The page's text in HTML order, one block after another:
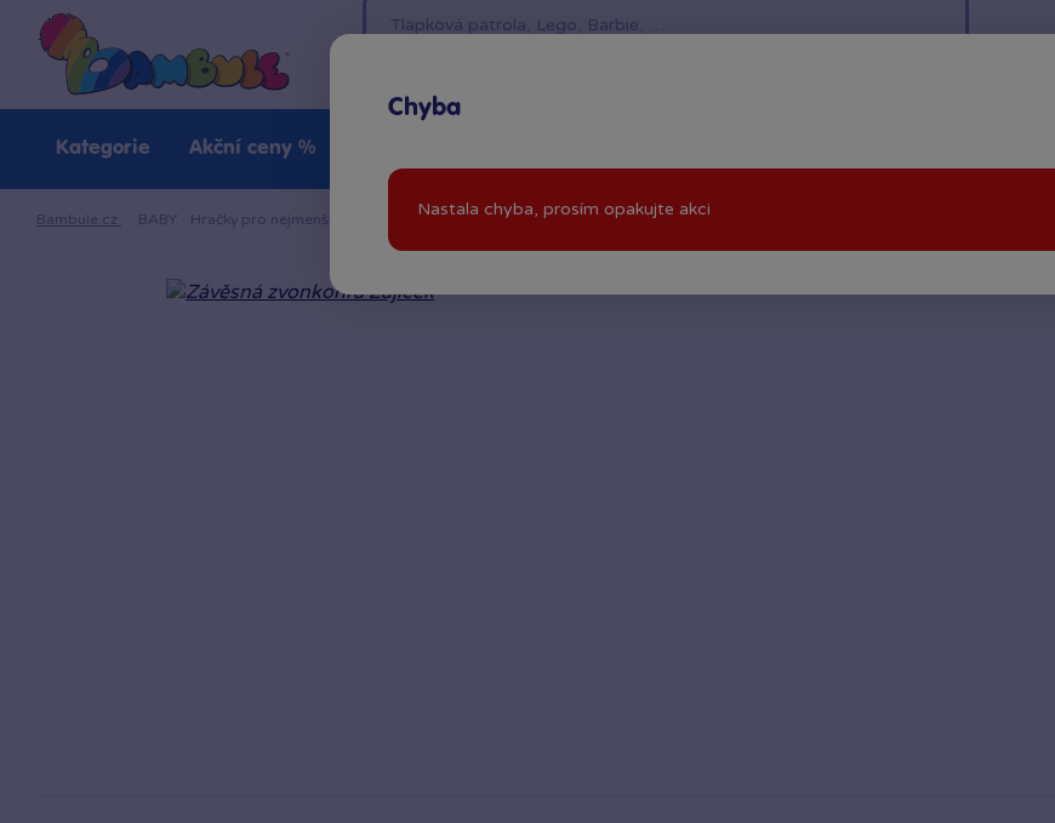
Kategorie Akční ceny %
Bambule.cz · BABY · Hračky pro nejmenší Do kočárku a autosedačky · Závěsná zvonkohra Zajíček
Chyba
Nastala chyba, prosím opakujte akci